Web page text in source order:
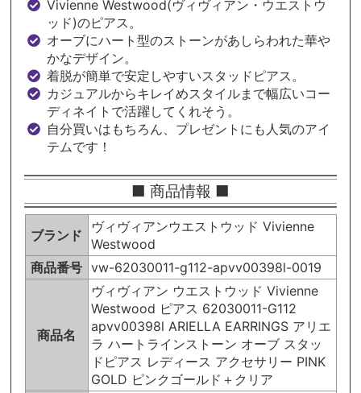
Vivienne Westwood(ヴィヴィアン・ウエストウ
ッド)のピアス。
オーブにハート型のストーンがあしらわれた華や
かなデザイン。
着脱が簡単で安定しやすいスタッドピアス。
カジュアルからキレイめスタイルまで幅広いコー
ディネイトで活躍してくれそう。
自分買いはもちろん、プレゼントにも人気のアイ
テムです！
■ 商品情報 ■
ブランド
ヴィヴィアンウエストウッド Vivienne
Westwood
商品番号 vw-62030011-g112-apvv00398l-0019
商品名
ヴィヴィアン ウエストウッド Vivienne
Westwood ピアス 62030011-G112
apvv00398l ARIELLA EARRINGS アリエ
ラ ハートラインストーン オーブ スタッ
ドピアス レディース アクセサリー PINK
GOLD ピンクゴールド＋クリア